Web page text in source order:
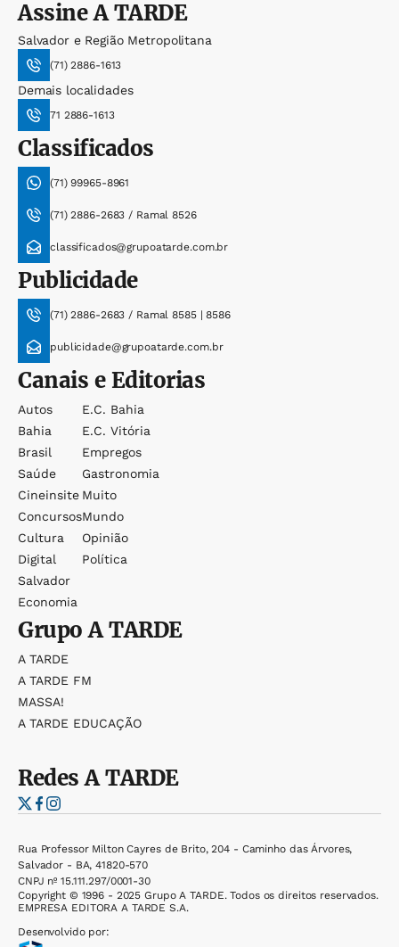
AssineA TARDE
Salvador e Região Metropolitana
(71) 2886-1613
Demais localidades
71 2886-1613
Classificados
(71) 99965-8961
(71) 2886-2683 / Ramal 8526
classificados@grupoatarde.com.br
Publicidade
(71) 2886-2683 / Ramal 8585 | 8586
publicidade@grupoatarde.com.br
Canais e Editorias
Autos
Bahia
Brasil
Saúde
Cineinsite
Concursos
Cultura
Digital
Salvador
Economia
E.c. Bahia
E.c. Vitória
Empregos
Gastronomia
Muito
Mundo
Opinião
Política
GrupoA TARDE
A TARDE
A TARDE FM
MASSA!
A TARDE EDUCAÇÃO
RedesA TARDE
Rua Professor Milton Cayres de Brito, 204 - Caminho das Árvores,
Salvador - BA, 41820-570
CNPJ nº 15.111.297/0001-30
Copyright © 1996 - 2025 Grupo A TARDE. Todos os direitos reservados.
EMPRESA EDITORA A TARDE S.A.
Desenvolvido por: